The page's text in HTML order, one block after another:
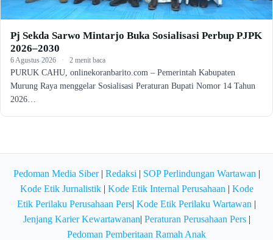
Pj Sekda Sarwo Mintarjo Buka Sosialisasi Perbup PJPK
2026–2030
6 Agustus 2026 · 2 menit baca
PURUK CAHU, onlinekoranbarito.com – Pemerintah Kabupaten
Murung Raya menggelar Sosialisasi Peraturan Bupati Nomor 14 Tahun
2026…
Pedoman Media Siber| Redaksi | SOP Perlindungan Wartawan |
Kode Etik Jurnalistik| Kode Etik Internal Perusahaan | Kode
Etik Perilaku Perusahaan Pers| Kode Etik Perilaku Wartawan |
Jenjang Karier Kewartawanan| Peraturan Perusahaan Pers|
Pedoman Pemberitaan Ramah Anak